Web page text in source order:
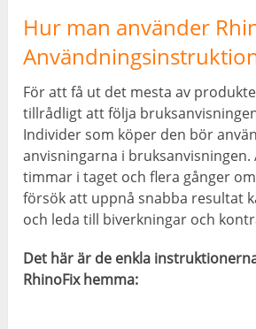
Hur man använder
För att få ut det mesta av
tillrådligt att följa
Individer som köper den bör
anvisningarna i bruksanvisningen.
timmar i taget och flera gånger
försök att uppnå snabba resultat
och leda till biverkningar och
Det här är de enkla
RhinoFix hemma: